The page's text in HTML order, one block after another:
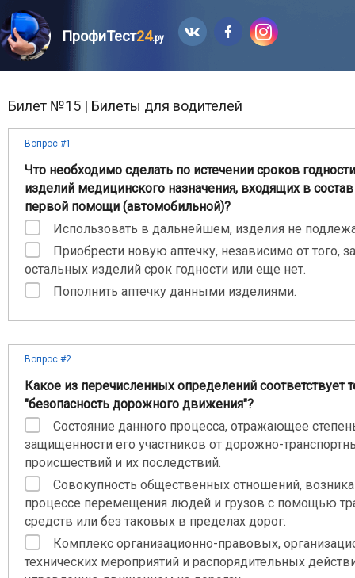
ПрофиТест24.ру
Билет №15 | Билеты для водителей
Вопрос #1
Что необходимо сделать по истечении сроков
изделий медицинского назначения, входящих в состав
первой помощи (автомобильной)?
Использовать в дальнейшем, изделия не
Приобрести новую аптечку, независимо от того,
остальных изделий срок годности или еще нет.
Пополнить аптечку данными изделиями.
Вопрос #2
Какое из перечисленных определений соответствует
"безопасность дорожного движения"?
Состояние данного процесса, отражающее
защищенности его участников от дорожно-
происшествий и их последствий.
Совокупность общественных отношений,
процессе перемещения людей и грузов с помощью
средств или без таковых в пределах дорог.
Комплекс организационно-правовых,
технических мероприятий и распорядительных